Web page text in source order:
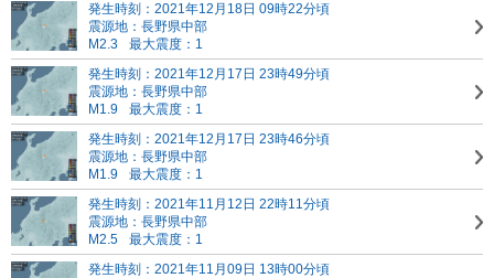
発生時刻：2021年12月18日 09時22分頃
震源地：長野県中部
M2.3
最大震度：1
発生時刻：2021年12月17日 23時49分頃
震源地：長野県中部
M1.9
最大震度：1
発生時刻：2021年12月17日 23時46分頃
震源地：長野県中部
M1.9
最大震度：1
発生時刻：2021年11月12日 22時11分頃
震源地：長野県中部
M2.5
最大震度：1
発生時刻：2021年11月09日 13時00分頃